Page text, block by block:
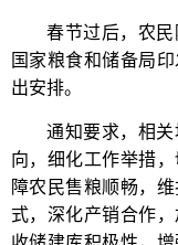
春节过后，农民
国家粮食和储备局
出安排。
通知要求，相
向，细化工作举措
障农民售粮顺畅，
式，深化产销合作